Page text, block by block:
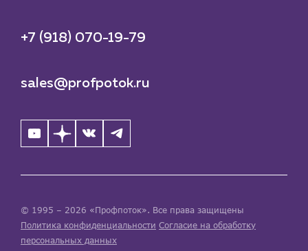
+7 (918) 070-19-79
sales@profpotok.ru
© 1995 – 2026 «Профпоток». Все права защищены
Политика конфиденциальности Согласие на обработку
персональных данных